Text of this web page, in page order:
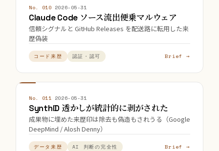
No. 010 2026-05-31
Claude Code ソース流出便乗マルウェア
信頼シグナルと GitHub Releases を配送路に転用した来
歴偽装
コード来歴 認証・認可 Brief →
No. 011 2026-05-31
SynthID 透かしが統計的に剥がされた
成果物に埋めた来歴印は除去も偽造もされうる（Google
DeepMind / Alosh Denny）
データ来歴 AI 判断の完全性 Brief →